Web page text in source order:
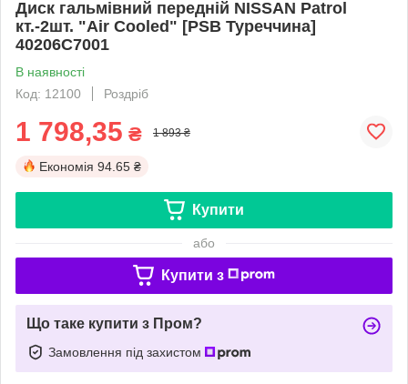
Диск гальмівний передній NISSAN Patrol
кт.-2шт. "Air Cooled" [PSB Туреччина]
40206C7001
В наявності
Код: 12100
Роздріб
1 798,35 ₴ 1 893 ₴
Економія 94.65 ₴
Купити
або
Купити з
Що таке купити з Пром?
Замовлення під захистом